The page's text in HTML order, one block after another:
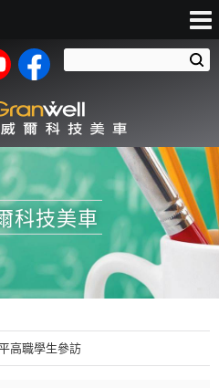
科技美車
高職學生參訪